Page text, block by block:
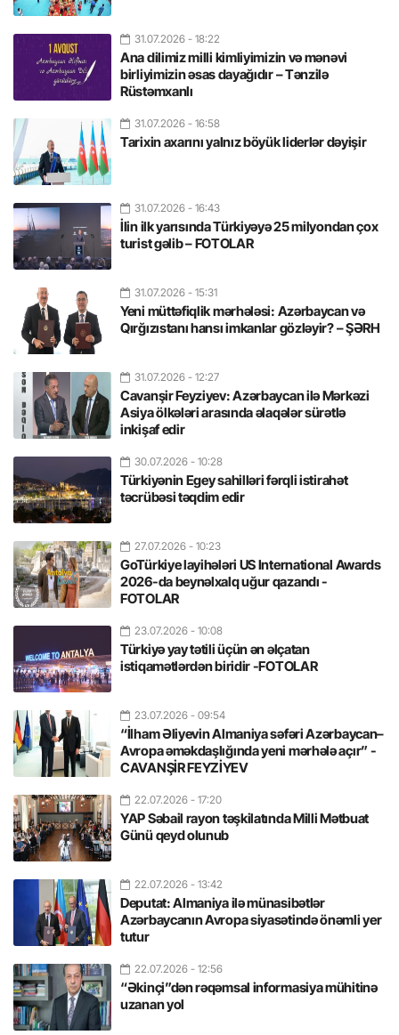
31.07.2026 - 18:22
Ana dilimiz milli kimliyimizin və mənəvi
birliyimizin əsas dayağıdır – Tənzilə
Rüstəmxanlı
31.07.2026 - 16:58
Tarixin axarını yalnız böyük liderlər dəyişir
31.07.2026 - 16:43
İlin ilk yarısında Türkiyəyə 25 milyondan çox
turist gəlib – FOTOLAR
31.07.2026 - 15:31
Yeni müttəfiqlik mərhələsi: Azərbaycan və
Qırğızıstanı hansı imkanlar gözləyir? – ŞƏRH
31.07.2026 - 12:27
Cavanşir Feyziyev: Azərbaycan ilə Mərkəzi
Asiya ölkələri arasında əlaqələr sürətlə
inkişaf edir
30.07.2026 - 10:28
Türkiyənin Egey sahilləri fərqli istirahət
təcrübəsi təqdim edir
27.07.2026 - 10:23
GoTürkiye layihələri US International Awards
2026-da beynəlxalq uğur qazandı -
FOTOLAR
23.07.2026 - 10:08
Türkiyə yay tətili üçün ən əlçatan
istiqamətlərdən biridir -FOTOLAR
23.07.2026 - 09:54
“İlham Əliyevin Almaniya səfəri Azərbaycan–
Avropa əməkdaşlığında yeni mərhələ açır” -
CAVANŞİR FEYZİYEV
22.07.2026 - 17:20
YAP Səbail rayon təşkilatında Milli Mətbuat
Günü qeyd olunub
22.07.2026 - 13:42
Deputat: Almaniya ilə münasibətlər
Azərbaycanın Avropa siyasətində önəmli yer
tutur
22.07.2026 - 12:56
“Əkinçi”dən rəqəmsal informasiya mühitinə
uzanan yol